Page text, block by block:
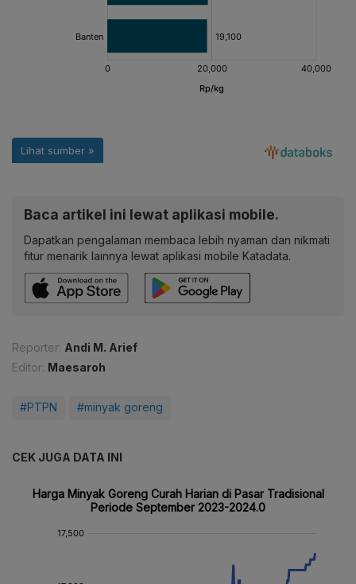
Baca artikel ini lewat aplikasi mobile.
Dapatkan pengalaman membaca lebih nyaman dan nikmati
fitur menarik lainnya lewat aplikasi mobile Katadata.
Reporter: Andi M. Arief
Editor: Maesaroh
#PTPN #minyak goreng
CEK JUGA DATA INI